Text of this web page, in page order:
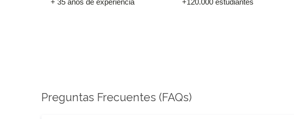
+ 35 años de experiencia +120.000 estudiantes
Preguntas Frecuentes (FAQs)